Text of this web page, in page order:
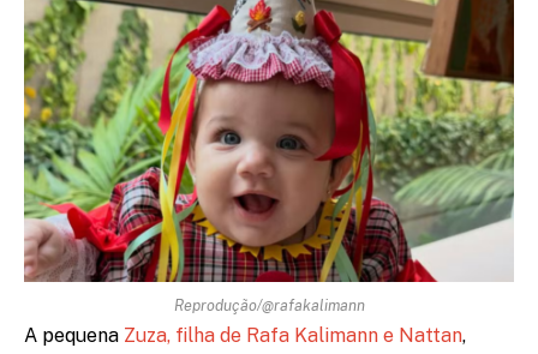
Reprodução/@rafakalimann
A pequena Zuza, filha de Rafa Kalimann e Nattan,